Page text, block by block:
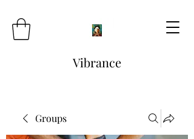
Vibrance
Groups